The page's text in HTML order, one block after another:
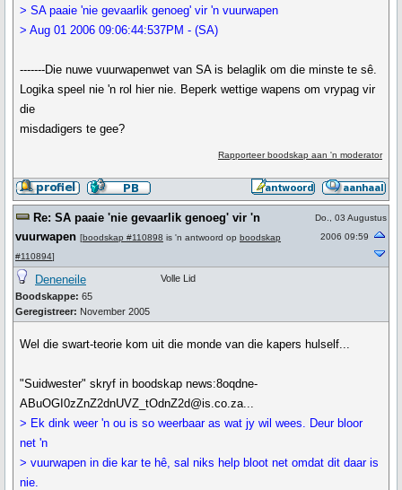
> SA paaie 'nie gevaarlik genoeg' vir 'n vuurwapen
> Aug 01 2006 09:06:44:537PM - (SA)
-------Die nuwe vuurwapenwet van SA is belaglik om die minste te sê.
Logika speel nie 'n rol hier nie. Beperk wettige wapens om vrypag vir
die
misdadigers te gee?
Rapporteer boodskap aan 'n moderator
Re: SA paaie 'nie gevaarlik genoeg' vir 'n
vuurwapen [boodskap #110898 is 'n antwoord op boodskap
#110894]
Do., 03 Augustus
2006 09:59
Deneneile
Boodskappe: 65
Geregistreer: November 2005
Volle Lid
Wel die swart-teorie kom uit die monde van die kapers hulself...
"Suidwester" skryf in boodskap news:8oqdne-
ABuOGI0zZnZ2dnUVZ_tOdnZ2d@is.co.za...
> Ek dink weer 'n ou is so weerbaar as wat jy wil wees. Deur bloor
net 'n
> vuurwapen in die kar te hê, sal niks help bloot net omdat dit daar is
nie.